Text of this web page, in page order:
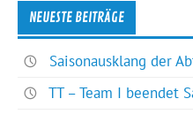
NEUESTE BEITRÄGE
Saisonausklang der
TT – Team I beendet